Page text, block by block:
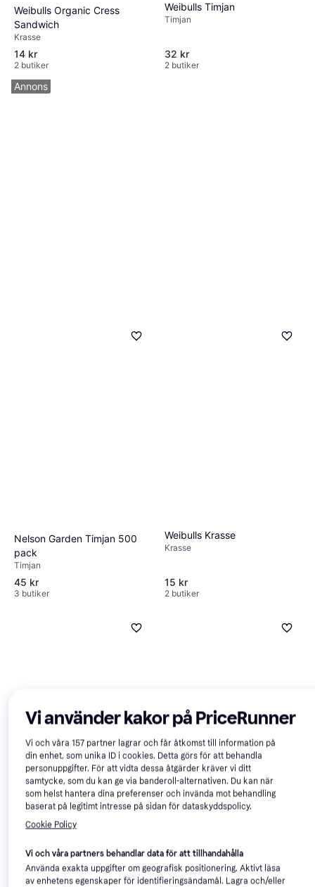
Weibulls Organic Cress
Sandwich
Krasse
14 kr
2 butiker
Weibulls Timjan
Timjan
32 kr
2 butiker
Nelson Garden Timjan 500
pack
Timjan
45 kr
3 butiker
Weibulls Krasse
Krasse
15 kr
2 butiker
Hornum Wild Garlic
49 kr
2 butiker
40 kr
1 butik
Annons
Vi använder kakor på PriceRunner
Vi och våra157 partner lagrar och får åtkomst till information på
din enhet, som unika ID i cookies. Detta görs för att behandla
personuppgifter. För att vidta dessa åtgärder kräver vi ditt
samtycke, som du kan ge via banderoll-alternativen. Du kan när
som helst hantera dina preferenser och invända mot behandling
baserat på legitimt intresse på sidan för dataskyddspolicy.
Cookie Policy
Vi och våra partners behandlar data för att tillhandahålla
Använda exakta uppgifter om geografisk positionering. Aktivt läsa
av enhetens egenskaper för identifieringsändamål. Lagra och/eller